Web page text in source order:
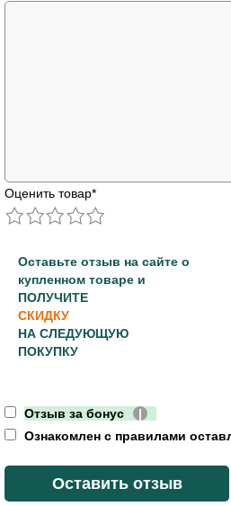
Оценить товар*
Оставьте отзыв на сайте о
купленном товаре и
ПОЛУЧИТЕ
СКИДКУ
НА СЛЕДУЮЩУЮ
ПОКУПКУ
Отзыв за бонус
|
Ознакомлен с правилами